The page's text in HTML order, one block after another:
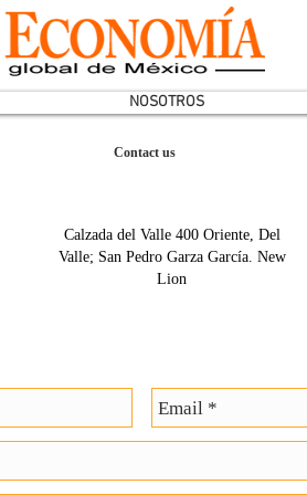
NOSOTROS
Contact us
Calzada del Valle 400 Oriente, Del
Valle; San Pedro Garza García. New
Lion